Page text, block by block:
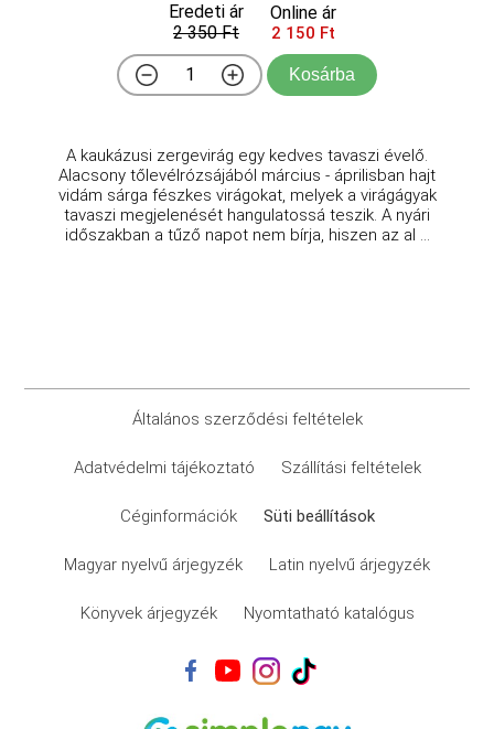
Eredeti ár
2 350 Ft
Online ár
2 150 Ft
Kosárba
A kaukázusi zergevirág egy kedves tavaszi évelő.
Alacsony tőlevélrózsájából március - áprilisban hajt
vidám sárga fészkes virágokat, melyek a virágágyak
tavaszi megjelenését hangulatossá teszik. A nyári
időszakban a tűző napot nem bírja, hiszen az al ...
Általános szerződési feltételek
Adatvédelmi tájékoztató Szállítási feltételek
Céginformációk Süti beállítások
Magyar nyelvű árjegyzék Latin nyelvű árjegyzék
Könyvek árjegyzék Nyomtatható katalógus